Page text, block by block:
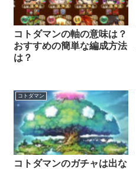
コトダマンの軸の意味は？
おすすめの簡単な編成方法
は？
コトダマン
コトダマンのガチャは出な